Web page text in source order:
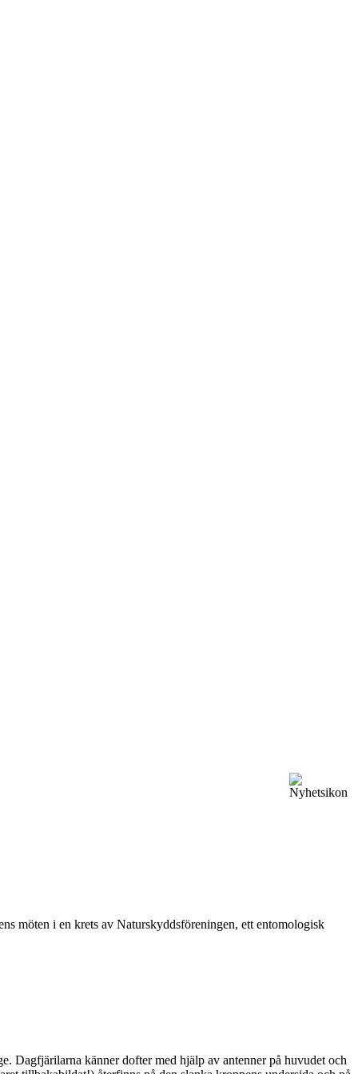
möten i en krets av Naturskyddsföreningen, ett entomologisk
Dagfjärilarna känner dofter med hjälp av antenner på huvudet och